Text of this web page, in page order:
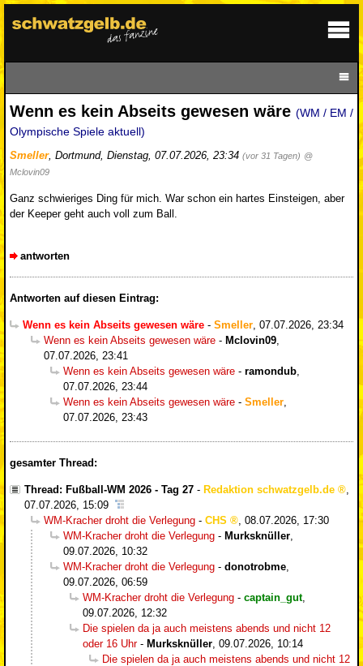
Wenn es kein Abseits gewesen wäre (WM / EM /
Olympische Spiele aktuell)
Smeller, Dortmund, Dienstag, 07.07.2026, 23:34 (vor 31 Tagen) @
Mclovin09
Ganz schwieriges Ding für mich. War schon ein hartes Einsteigen, aber
der Keeper geht auch voll zum Ball.
antworten
Antworten auf diesen Eintrag:
Wenn es kein Abseits gewesen wäre - Smeller, 07.07.2026, 23:34
Wenn es kein Abseits gewesen wäre - Mclovin09,
07.07.2026, 23:41
Wenn es kein Abseits gewesen wäre - ramondub,
07.07.2026, 23:44
Wenn es kein Abseits gewesen wäre - Smeller,
07.07.2026, 23:43
gesamter Thread:
Thread: Fußball-WM 2026 - Tag 27 - Redaktion schwatzgelb.de
07.07.2026, 15:09
WM-Kracher droht die Verlegung - CHS
08.07.2026, 17:30
WM-Kracher droht die Verlegung - Murksknüller
09.07.2026, 10:32
WM-Kracher droht die Verlegung - donotrobme
09.07.2026, 06:59
WM-Kracher droht die Verlegung - captain_gut,
09.07.2026, 12:32
Die spielen da ja auch meistens abends und nicht 12
oder 16 Uhr- Murksknüller 09.07.2026, 10:14
Die spielen da ja auch meistens abends und nicht 12